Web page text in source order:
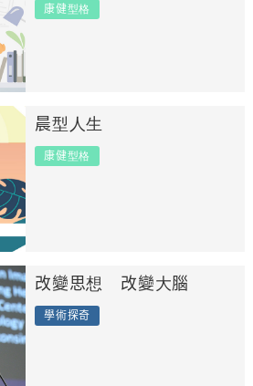
康健型格
晨型人生
康健型格
改變思想 改變大腦
學術探奇